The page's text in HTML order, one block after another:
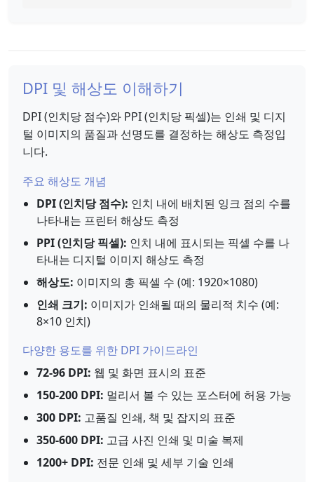
DPI 및 해상도 이해하기
DPI (인치당 점수)와 PPI (인치당 픽셀)는 인쇄 및 디지
털 이미지의 품질과 선명도를 결정하는 해상도 측정입
니다.
주요 해상도 개념
DPI (인치당 점수): 인치 내에 배치된 잉크 점의 수를
나타내는 프린터 해상도 측정
PPI (인치당 픽셀): 인치 내에 표시되는 픽셀 수를 나
타내는 디지털 이미지 해상도 측정
해상도: 이미지의 총 픽셀 수 (예: 1920×1080)
인쇄 크기: 이미지가 인쇄될 때의 물리적 치수 (예:
8×10 인치)
다양한 용도를 위한 DPI 가이드라인
72-96 DPI: 웹 및 화면 표시의 표준
150-200 DPI: 멀리서 볼 수 있는 포스터에 허용 가능
300 DPI: 고품질 인쇄, 책 및 잡지의 표준
350-600 DPI: 고급 사진 인쇄 및 미술 복제
1200+ DPI: 전문 인쇄 및 세부 기술 인쇄